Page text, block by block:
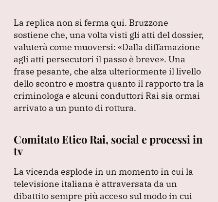
La replica non si ferma qui. Bruzzone
sostiene che, una volta visti gli atti del dossier,
valuterà come muoversi: «Dalla diffamazione
agli atti persecutori il passo è breve». Una
frase pesante, che alza ulteriormente il livello
dello scontro e mostra quanto il rapporto tra la
criminologa e alcuni conduttori Rai sia ormai
arrivato a un punto di rottura.
Comitato Etico Rai, social e processi in
tv
La vicenda esplode in un momento in cui la
televisione italiana è attraversata da un
dibattito sempre più acceso sul modo in cui